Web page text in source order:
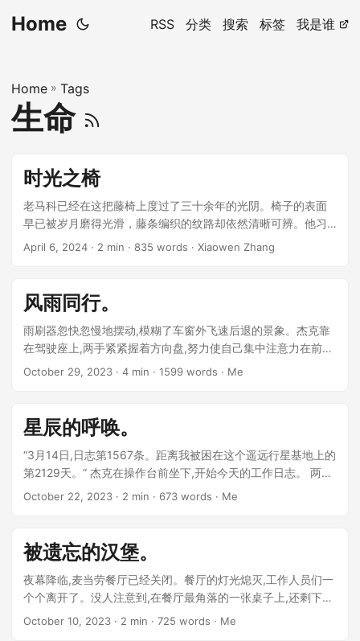
Home RSS 分类 搜索 标签 我是谁
Home » Tags
生命
时光之椅
老马科已经在这把藤椅上度过了三十余年的光阴。椅子的表面
早已被岁月磨得光滑，藤条编织的纹路却依然清晰可辨。他习
惯每天傍晚坐在这里,望着窗外那株枝繁叶茂的梧桐树发呆。 ...
April 6, 2024 · 2 min · 835 words · Xiaowen Zhang
风雨同行。
雨刷器忽快忽慢地摆动,模糊了车窗外飞速后退的景象。杰克靠
在驾驶座上,两手紧紧握着方向盘,努力使自己集中注意力在前方
蜿蜒的高速公路上。 他原本计划这次公路旅行已经很久了。大
上见过的广袤山川。 ...
October 29, 2023 · 4 min · 1599 words · Me
星辰的呼唤。
“3月14日,日志第1567条。距离我被困在这个遥远行星基地上的
第2129天。” 杰克在操作台前坐下,开始今天的工作日志。 两千
多天前,他是一个对未来满怀憧憬的年轻科学家,受太空总署委派
备损坏,基地与地球失去联系。为了活下去,杰克只能利用基地上
有限的资源独自生存。 ...
October 22, 2023 · 2 min · 673 words · Me
被遗忘的汉堡。
夜幕降临,麦当劳餐厅已经关闭。餐厅的灯光熄灭,工作人员们一
个个离开了。没人注意到,在餐厅最角落的一张桌子上,还剩下一
块被遗忘的汉堡。 这块汉堡原本属于一个匆忙的上班族,他狼吞
October 10, 2023 · 2 min · 725 words · Me